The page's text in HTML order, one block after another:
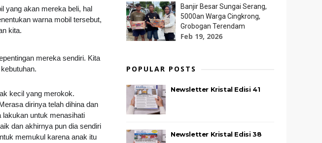
yang akan mereka beli, hal
warna mobil tersebut,
kita.
mereka sendiri. Kita
kecil yang merokok.
dirinya telah dihina dan
lakukan untuk menasihati
dan akhirnya pun dia sendiri
memukul karena anak itu
Banjir Besar Sungai Serang,
5000an Warga Cingkrong,
Grobogan Terendam
Feb 19, 2026
POPULAR POSTS
Newsletter Kristal Edisi 41
Newsletter Kristal Edisi 38